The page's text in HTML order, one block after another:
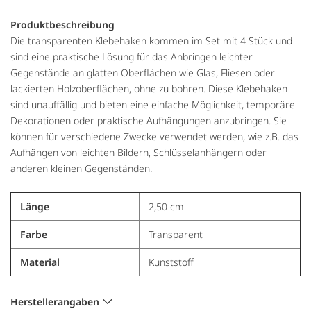
Produktbeschreibung
Die transparenten Klebehaken kommen im Set mit 4 Stück und
sind eine praktische Lösung für das Anbringen leichter
Gegenstände an glatten Oberflächen wie Glas, Fliesen oder
lackierten Holzoberflächen, ohne zu bohren. Diese Klebehaken
sind unauffällig und bieten eine einfache Möglichkeit, temporäre
Dekorationen oder praktische Aufhängungen anzubringen. Sie
können für verschiedene Zwecke verwendet werden, wie z.B. das
Aufhängen von leichten Bildern, Schlüsselanhängern oder
anderen kleinen Gegenständen.
Länge 2,50 cm
Farbe Transparent
Material Kunststoff
Herstellerangaben